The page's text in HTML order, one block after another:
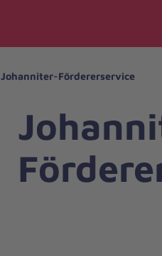
Johanniter-Fördererservice